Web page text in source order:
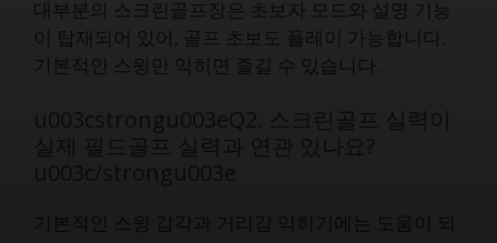
대부분의 스크린골프장은 초보자 모드와 설명 기능
이 탑재되어 있어, 골프 초보도 플레이 가능합니다.
기본적인 스윙만 익히면 즐길 수 있습니다.
u003cstrongu003eQ2. 스크린골프 실력이